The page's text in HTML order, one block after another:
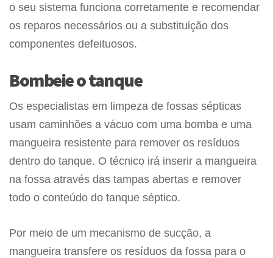
o seu sistema funciona corretamente e recomendar
os reparos necessários ou a substituição dos
componentes defeituosos.
Bombeie o tanque
Os especialistas em limpeza de fossas sépticas
usam caminhões a vácuo com uma bomba e uma
mangueira resistente para remover os resíduos
dentro do tanque. O técnico irá inserir a mangueira
na fossa através das tampas abertas e remover
todo o conteúdo do tanque séptico.
Por meio de um mecanismo de sucção, a
mangueira transfere os resíduos da fossa para o